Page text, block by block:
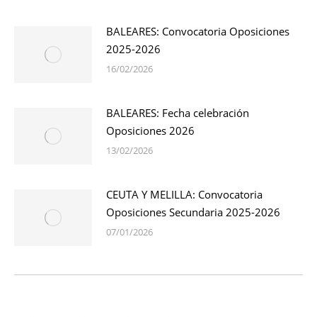
BALEARES: Convocatoria Oposiciones
2025-2026
16/02/2026
BALEARES: Fecha celebración
Oposiciones 2026
13/02/2026
CEUTA Y MELILLA: Convocatoria
Oposiciones Secundaria 2025-2026
07/01/2026